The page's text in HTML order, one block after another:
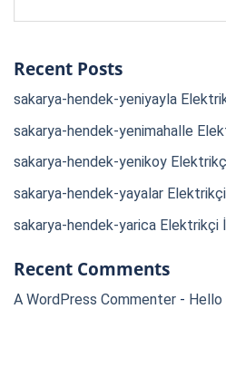
Recent Posts
sakarya-hendek-yeniyayla
sakarya-hendek-yenimahalle
sakarya-hendek-yenikoy
sakarya-hendek-yayalar Elektrikçi
sakarya-hendek-yarica Elektrikçi
Recent Comments
A WordPress Commenter -